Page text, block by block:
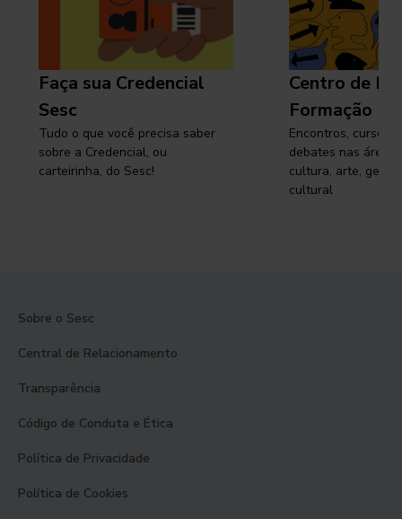
Faça sua Credencial
Sesc
Tudo o que você precisa saber
sobre a Credencial, ou
carteirinha, do Sesc!
Centro de
Formação
Encontros, cursos,
debates nas áreas
cultura, arte,
cultural
Sobre o Sesc
Central de Relacionamento
Transparência
Código de Conduta e Ética
Política de Privacidade
Política de Cookies